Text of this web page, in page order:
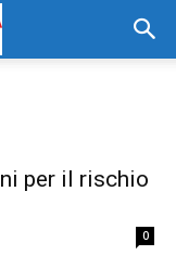
per il rischio
0